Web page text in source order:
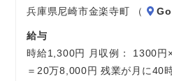
兵庫県尼崎市金楽寺町 （
給与
時給1,300円 月収例： 1300円
＝20万8,000円 残業が月に40